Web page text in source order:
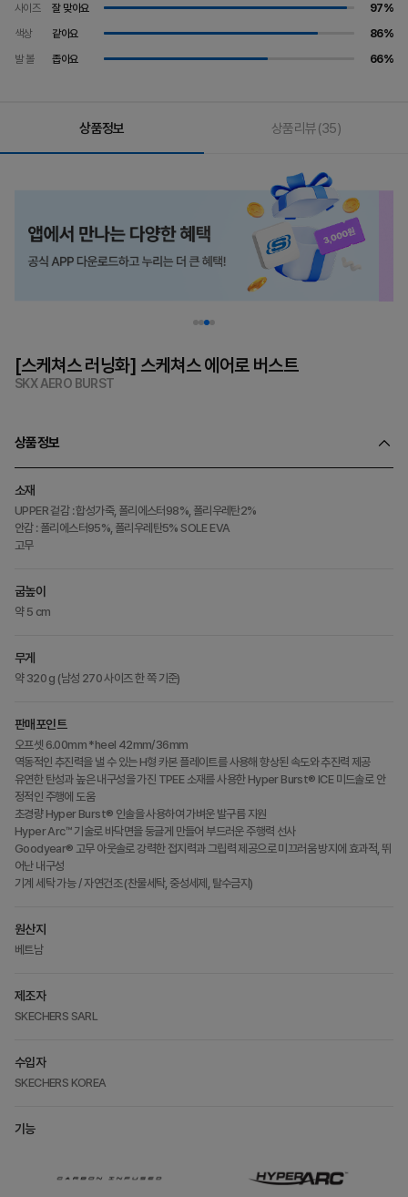
사이즈 잘 맞아요
97%
색상
같아요
86%
발 볼
좁아요 66%
상품정보 상품리뷰(35)
[스케쳐스 러닝화] 스케쳐스 에어로 버스트
SKX AERO BURST
상품정보
소재
UPPER 겉감 : 합성가죽, 폴리에스터98%, 폴리우레탄2%
안감 : 폴리에스터95%, 폴리우레탄5% SOLE EVA
고무
굽높이
약 5 cm
무게
약 320 g (남성 270 사이즈 한 쪽 기준)
판매포인트
오프셋 6.00mm *heel 42mm/36mm
역동적인 추진력을 낼 수 있는 H형 카본 플레이트를 사용해 향상된 속도와 추진력 제공
유연한 탄성과 높은 내구성을 가진 TPEE 소재를 사용한 Hyper Burst® ICE 미드솔로 안
정적인 주행에 도움
초경량 Hyper Burst® 인솔을 사용하여 가벼운 발구름 지원
Hyper Arc™ 기술로 바닥면을 둥글게 만들어 부드러운 주행력 선사
Goodyear® 고무 아웃솔로 강력한 접지력과 그립력 제공으로 미끄러움 방지에 효과적, 뛰
어난 내구성
기계 세탁 가능 / 자연건조 (찬물세탁, 중성세제, 탈수금지)
원산지
베트남
제조자
SKECHERS SARL
수입자
SKECHERS KOREA
기능